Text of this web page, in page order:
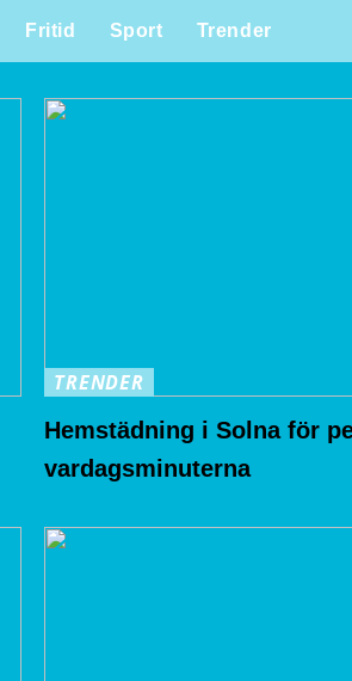
Fritid Sport Trender
TRENDER
Hemstädning i Solna för
vardagsminuterna